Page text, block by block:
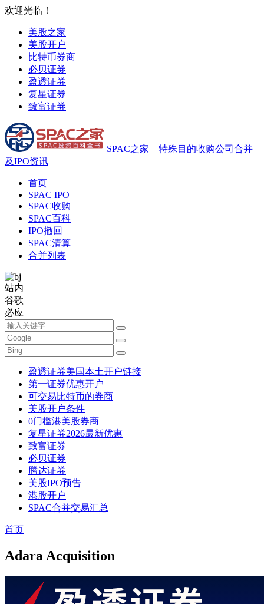
欢迎光临！
美股之家
美股开户
比特币券商
必贝证券
盈透证券
复星证券
致富证券
SPAC之家 – 特殊目的收购公司合并
及IPO资讯
首页
SPAC IPO
SPAC收购
SPAC百科
IPO撤回
SPAC清算
合并列表
站内
谷歌
必应
盈透证券美国本土开户链接
第一证券优惠开户
可交易比特币的券商
美股开户条件
0门槛港美股券商
复星证券2026最新优惠
致富证券
必贝证券
腾达证券
美股IPO预告
港股开户
SPAC合并交易汇总
首页
Adara Acquisition